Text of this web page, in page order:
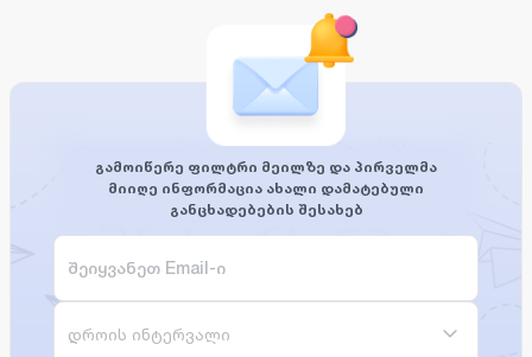
გამოიწერე ფილტრი მეილზე და პირველმა
მიიღე ინფორმაცია ახალი დამატებული
განცხადებების შესახებ
დროის ინტერვალი